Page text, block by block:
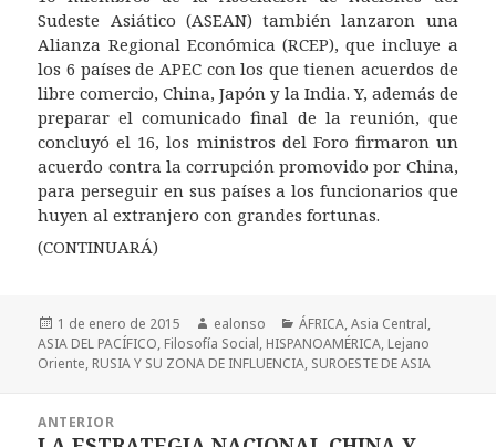
Sudeste Asiático (ASEAN) también lanzaron una
Alianza Regional Económica (RCEP), que incluye a
los 6 países de APEC con los que tienen acuerdos de
libre comercio, China, Japón y la India. Y, además de
preparar el comunicado final de la reunión, que
concluyó el 16, los ministros del Foro firmaron un
acuerdo contra la corrupción promovido por China,
para perseguir en sus países a los funcionarios que
huyen al extranjero con grandes fortunas.
(CONTINUARÁ)
Publicado
el
1 de enero de 2015 Autor
ealonso Categorías
ÁFRICA,Asia Central,
ASIA DEL PACÍFICO, Filosofía Social, HISPANOAMÉRICA, Lejano
Oriente, RUSIA Y SU ZONA DE INFLUENCIA, SUROESTE DE ASIA
ANTERIOR